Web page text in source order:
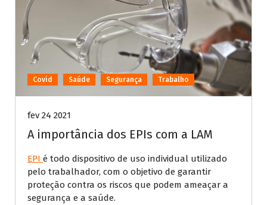
Covid Saúde Segurança Trabalho
fev 24 2021
A importância dos EPIs com a LAM
EPI é todo dispositivo de uso individual utilizado
pelo trabalhador, com o objetivo de garantir
proteção contra os riscos que podem ameaçar a
segurança e a saúde.